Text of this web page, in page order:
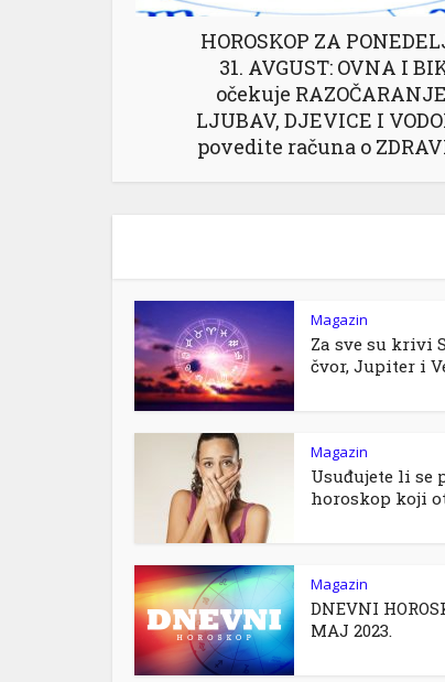
HOROSKOP ZA
31. AVGUST: OVNA I
očekuje
LJUBAV, DJEVICE I
povedite računa o
Magazin
Za sve su krivi
čvor, Jupiter i
Magazin
Usuđujete li se
horoskop koji
Magazin
DNEVNI
MAJ 2023.